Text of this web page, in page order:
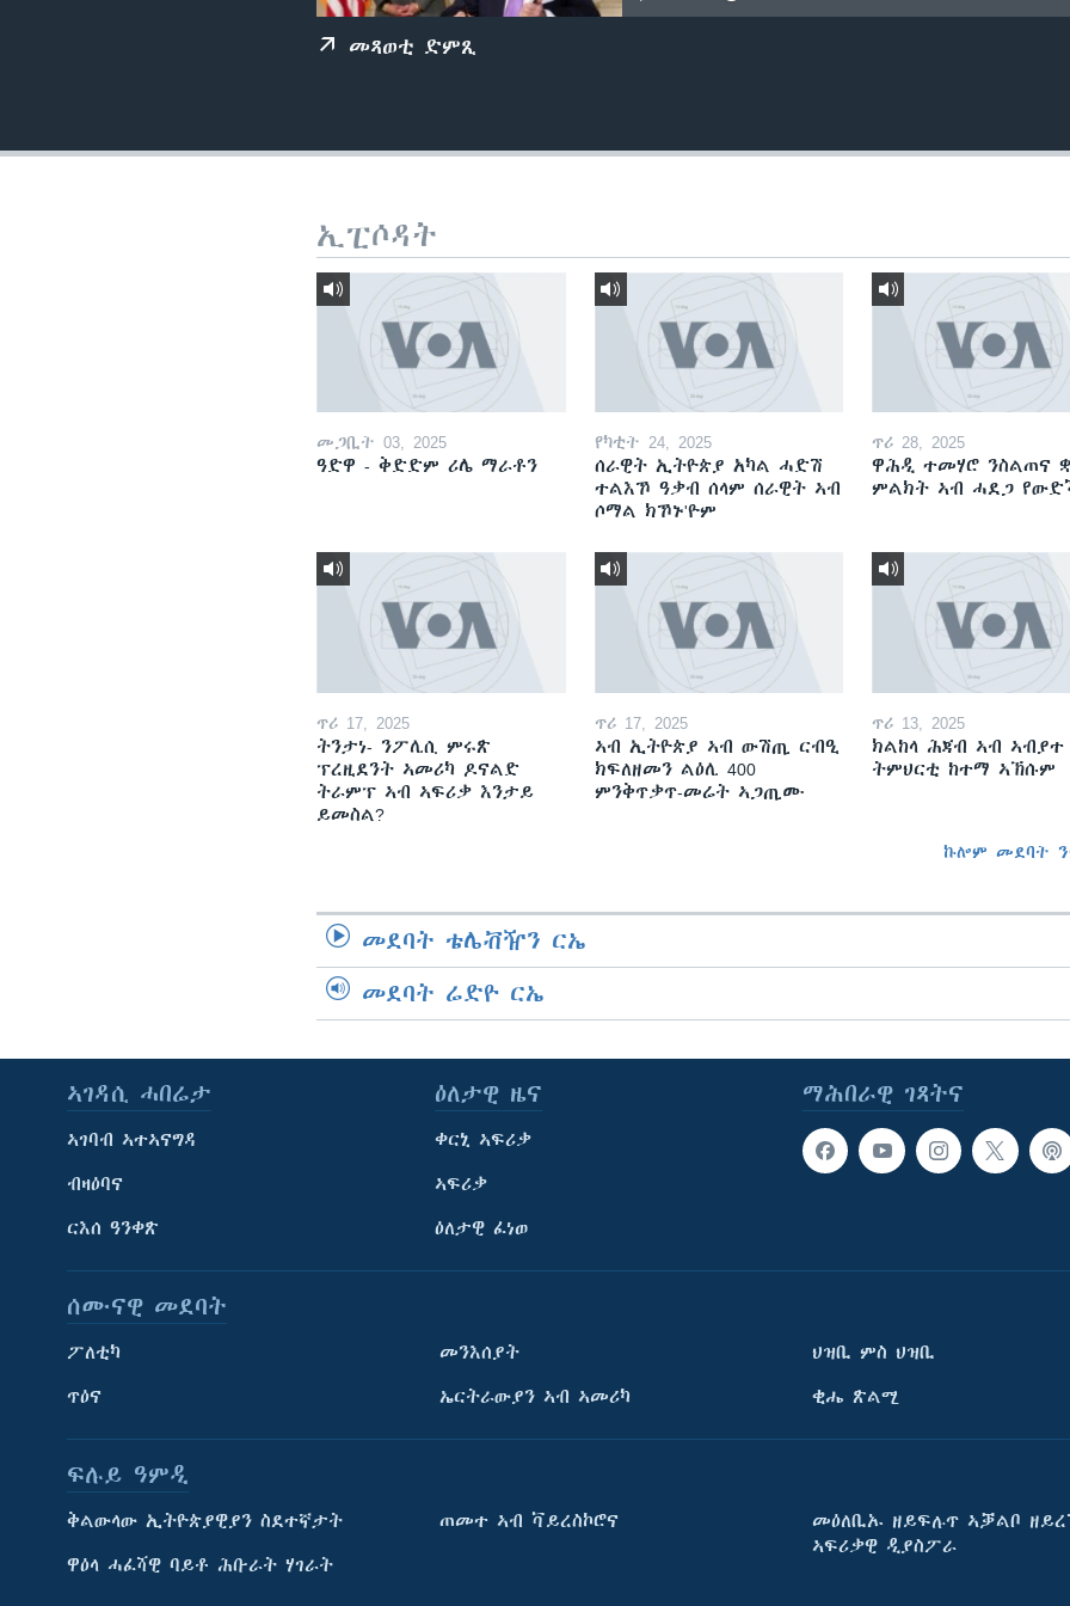
ትምህርቲ እንግሊዝኛ
ማሕበራዊ ገጻትና
መጻወቲ ድምጺ
ኢፒሶዳት
መጋቢት 03, 2025
ዓድዋ - ቅድድም ሪሌ ማራቶን
የካቲት 24, 2025
ሰራዊት ኢትዮጵያ አካል ሓድሽ
ተልእኾ ዓቃብ ሰላም ሰራዊት ኣብ
ሶማል ክኾኑ'ዮም
ጥሪ 28, 2025
ዋሕዲ ተመሃሮ ንስልጠና
ምልክት ኣብ ሓደጋ
ጥሪ 17, 2025
ትንታነ- ንፖሊሲ ምሩጽ
ፕረዚደንት ኣመሪካ ዶናልድ
ትራምፕ ኣብ ኣፍሪቃ እንታይ
ይመስል?
ጥሪ 17, 2025
ኣብ ኢትዮጵያ ኣብ ውሽጢ ርብዒ
ክፍለዘመን ልዕሊ 400
ምንቅጥቃጥ-መሬት ኣጋጢሙ
ጥሪ 13, 2025
ክልከላ ሕጃብ ኣብ ኣብያተ
ትምህርቲ ከተማ ኣኽሱም
ኩሎም መደባት
መደባት ቴሌቭዥን ርኤ
መደባት ሬድዮ ርኤ
ማሕበራዊ ገጻትና
ኣገዳሲ ሓበሬታ
ኣገባብ ኣተኣናግዳ
ብዛዕባና
ርእሰ ዓንቀጽ
ዕለታዊ ዜና
ቀርኒ ኣፍሪቃ
ኣፍሪቃ
ዕለታዊ ፈነወ
ሰሙናዊ መደባት
ፖለቲካ
ጥዕና
መንእሰያት
ኤርትራውያን ኣብ ኣመሪካ
ህዝቢ ምስ ህዝቢ
ቂሔ ጽልሚ
ፍሉይ ዓምዲ
ቅልውላው ኢትዮጵያዊያን ስደተኛታት
ዋዕላ ሓፈሻዊ ባይቶ ሕቡራት ሃገራት
ጠመተ ኣብ ቫይረስኮሮና
መዕለቢኡ ዘይፍሉጥ ኣቓልቦ
ኣፍሪቃዊ ዲያስፖራ